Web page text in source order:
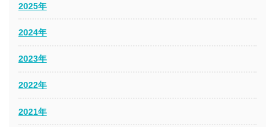
2025年
2024年
2023年
2022年
2021年